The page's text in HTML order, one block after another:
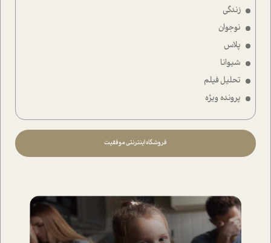
زندگی
نوجوان
پلاس
شیوانا
تحلیل فیلم
پرونده ویژه
فروشگاه اینترنتی موفقیت